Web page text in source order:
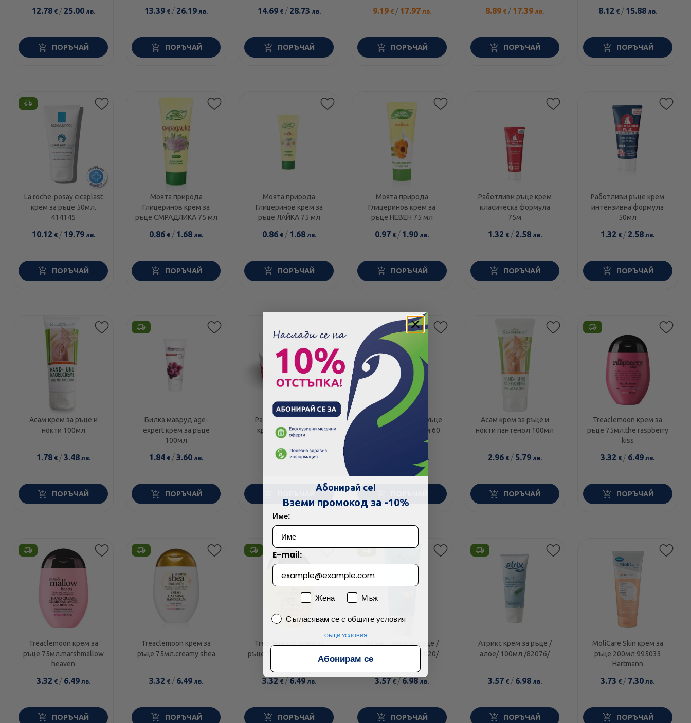
12.78€ / 25.00лв.
ПОРЪЧАЙ
13.39 € / 26.19 лв.
ПОРЪЧАЙ
14.69€ / 28.73 лв.
ПОРЪЧАЙ
9.19€ / 17.97 лв.
ПОРЪЧАЙ
8.89 € / 17.39 лв.
ПОРЪЧАЙ
8.12 € / 15.88лв.
ПОРЪЧАЙ
Етикети
La roche-posay cicaplast
крем за ръце 50мл.
414145
10.12 € / 19.79лв.
ПОРЪЧАЙ
Моята природа
Глицеринов крем за
ръце СМРАДЛИКА 75 мл
0.86 € / 1.68 лв.
ПОРЪЧАЙ
Моята природа
Глицеринов крем за
ръце ЛАЙКА 75 мл
0.86€ / 1.68лв.
ПОРЪЧАЙ
Моята природа
Глицеринов крем за
ръце НЕВЕН 75 мл
0.97 € / 1.90 лв.
ПОРЪЧАЙ
Работливи ръце крем
класическа формула
75м
1.32 € / 2.58лв.
ПОРЪЧАЙ
Работливи ръце крем
интензивна формула
50мл
1.32 € / 2.58 лв.
ПОРЪЧАЙ
Асам крем за ръце и
нокти 100мл
1.78€ /3.48лв.
ПОРЪЧАЙ
Билка мавруд age-
expert крем за ръце
100мл
1.84 € /3.60 лв.
ПОРЪЧАЙ
Работливи ръце sos
крем за ръце 50мл
1.89€ / 3.70лв.
Лавена Работливи ръце
успокояващ балсам 60
лв.
Асам крем за ръце и
нокти пантенол 100мл
2.96€ / 5.79лв.
ПОРЪЧАЙ
Treaclemoon крем за
ръце 75мл.the raspberry
kiss
3.32 € / 6.49 лв.
ПОРЪЧАЙ
Treaclemoon крем за
ръце 75мл.marshmallow
heaven
3.32 € / 6.49лв.
ПОРЪЧАЙ
Treaclemoon крем за
ръце 75мл.creamy shea
3.32 € / 6.49 лв.
ПОРЪЧАЙ
Treaclemoon крем за
ръце 75мл. brazilian love
3.32 € / 6.49лв.
ПОРЪЧАЙ
Атрикс крем за ръце /
лайка/ 100мл /82020/
3.57 € / 6.98 лв.
ПОРЪЧАЙ
Атрикс крем за ръце /
алое/ 100мл /82076/
3.57€ / 6.98лв.
ПОРЪЧАЙ
MoliCare Skin крем за
ръце 200мл 995033
Hartmann
3.73 € / 7.30 лв.
ПОРЪЧАЙ
Търсих друго
Технически проблем с плащането
Просто разглеждам Намерих по-евтино
Абонирай се!
Вземи промокод за -10%
Име:
E-mail:
ПолЖена
Мъж
Съгласявам се с общите условия
Съгласявам се с общите условия
ОБЩИ УСЛОВИЯ
Абонирам се